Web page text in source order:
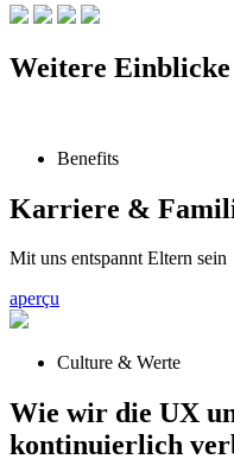
Weitere Einblicke
Benefits
Karriere &
Mit uns entspannt Eltern sein
aperçu
Culture & Werte
Wie wir die UX
kontinuierlich